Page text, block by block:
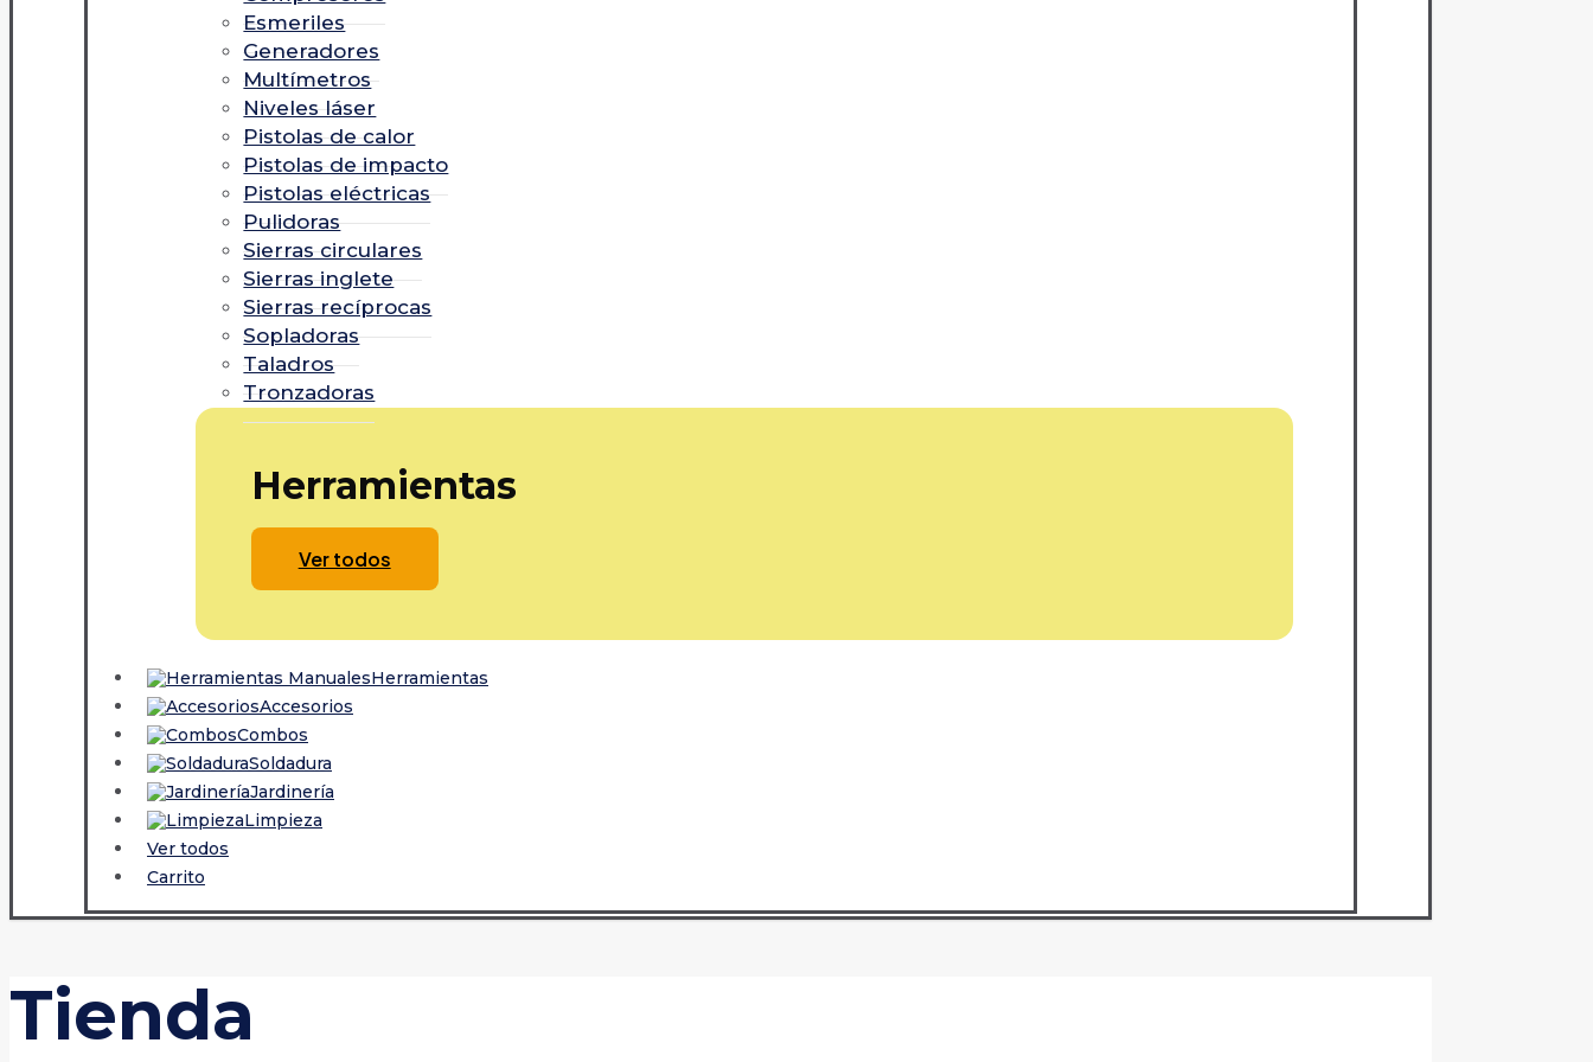
Esmeriles
Generadores
Multímetros
Niveles láser
Pistolas de calor
Pistolas de impacto
Pistolas eléctricas
Pulidoras
Sierras circulares
Sierras inglete
Sierras recíprocas
Sopladoras
Taladros
Tronzadoras
Herramientas
Ver todos
Herramientas
Accesorios
Combos
Soldadura
Jardinería
Limpieza
Ver todos
Carrito
Tienda